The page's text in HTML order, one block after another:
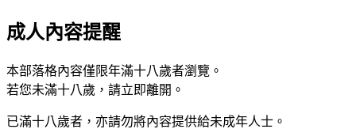
成人內容提醒
本部落格內容僅限年滿十八歲者瀏覽。
若您未滿十八歲，請立即離開。
已滿十八歲者，亦請勿將內容提供給未成年人士。